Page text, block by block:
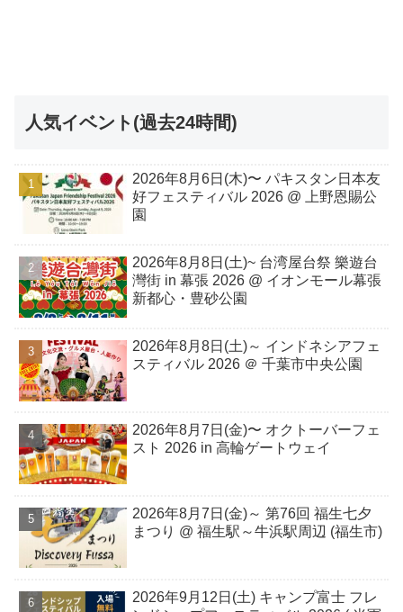
人気イベント(過去24時間)
2026年8月6日(木)〜 パキスタン日本友
好フェスティバル 2026 @ 上野恩賜公
園
2026年8月8日(土)~ 台湾屋台祭 樂遊台
灣街 in 幕張 2026 @ イオンモール幕張
新都心・豊砂公園
2026年8月8日(土)～ インドネシアフェ
スティバル 2026 ＠ 千葉市中央公園
2026年8月7日(金)〜 オクトーバーフェ
スト 2026 in 高輪ゲートウェイ
2026年8月7日(金)～ 第76回 福生七夕
まつり @ 福生駅～牛浜駅周辺 (福生市)
2026年9月12日(土) キャンプ富士 フレ